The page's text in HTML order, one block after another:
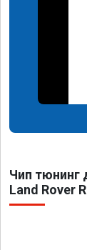
Чип тюнинг
Land Rover